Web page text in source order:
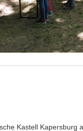
Kastell